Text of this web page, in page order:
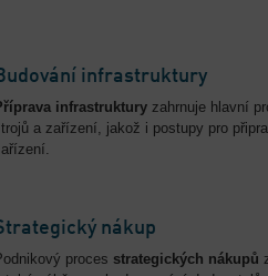
infrastruktury
infrastruktury zahrnuje hlavní
a zařízení, jakož i postupy pro
nákup
proces strategických nákupů